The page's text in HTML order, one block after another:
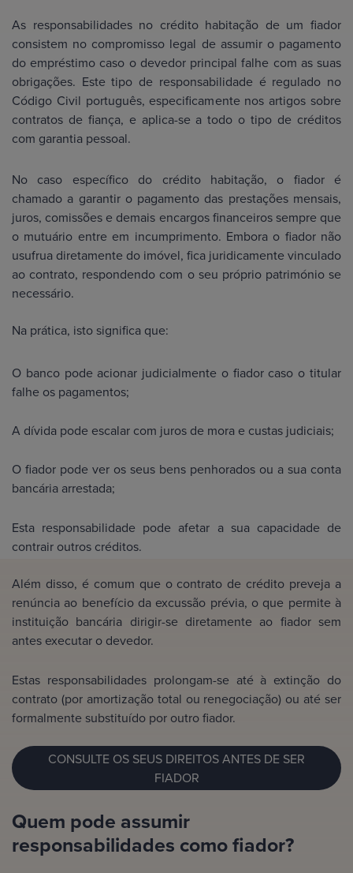
As responsabilidades no crédito habitação de um fiador
consistem no compromisso legal de assumir o pagamento
do empréstimo caso o devedor principal falhe com as suas
obrigações. Este tipo de responsabilidade é regulado no
Código Civil português, especificamente nos artigos sobre
contratos de fiança, e aplica-se a todo o tipo de créditos
com garantia pessoal.
No caso específico do crédito habitação, o fiador é
chamado a garantir o pagamento das prestações mensais,
juros, comissões e demais encargos financeiros sempre que
o mutuário entre em incumprimento. Embora o fiador não
usufrua diretamente do imóvel, fica juridicamente vinculado
ao contrato, respondendo com o seu próprio património se
necessário.
Na prática, isto significa que:
O banco pode acionar judicialmente o fiador caso o titular
falhe os pagamentos;
A dívida pode escalar com juros de mora e custas judiciais;
O fiador pode ver os seus bens penhorados ou a sua conta
bancária arrestada;
Esta responsabilidade pode afetar a sua capacidade de
contrair outros créditos.
Além disso, é comum que o contrato de crédito preveja a
renúncia ao benefício da excussão prévia, o que permite à
instituição bancária dirigir-se diretamente ao fiador sem
antes executar o devedor.
Estas responsabilidades prolongam-se até à extinção do
contrato (por amortização total ou renegociação) ou até ser
formalmente substituído por outro fiador.
CONSULTE OS SEUS DIREITOS ANTES DE SER
FIADOR
Quem pode assumir
responsabilidades como fiador?